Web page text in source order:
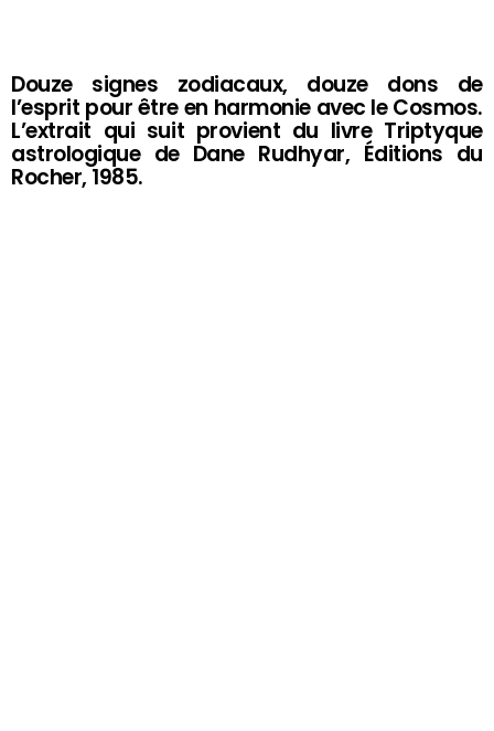
Douze signes zodiacaux, douze dons de
l’esprit pour être en harmonie avec le Cosmos.
L’extrait qui suit provient du livre Triptyque
astrologique de Dane Rudhyar, Éditions du
Rocher, 1985.